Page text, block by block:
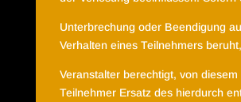
Unterbrechung oder Beendigung
Verhalten eines Teilnehmers
Veranstalter berechtigt, von diesem
Teilnehmer Ersatz des hierdurch